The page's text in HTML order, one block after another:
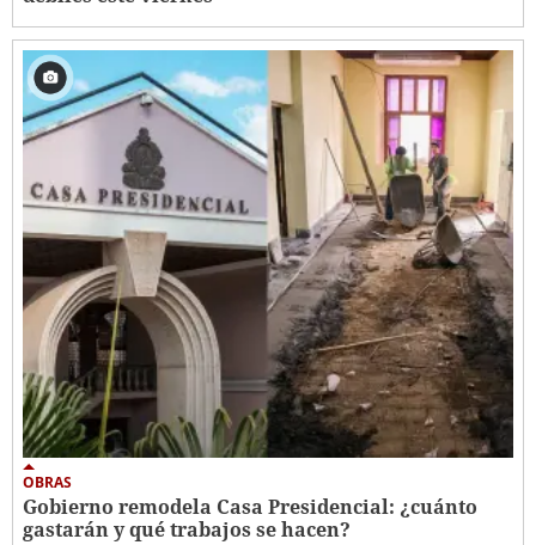
OBRAS
Gobierno remodela Casa Presidencial: ¿cuánto
gastarán y qué trabajos se hacen?